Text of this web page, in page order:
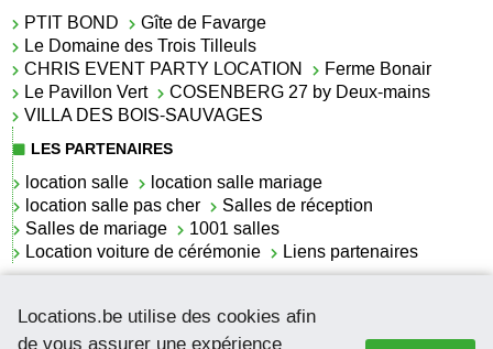
Locations.be utilise des cookies afin
de vous assurer une expérience
PTIT BOND
Gîte de Favarge
Le Domaine des Trois Tilleuls
CHRIS EVENT PARTY LOCATION
Ferme Bonair
Le Pavillon Vert
COSENBERG 27 by Deux-mains
VILLA DES BOIS-SAUVAGES
LES PARTENAIRES
location salle
location salle mariage
location salle pas cher
Salles de réception
Salles de mariage
1001 salles
Location voiture de cérémonie
Liens partenaires
La location de lettrage pour mariage
La salle de réception pour mariage en Belgique